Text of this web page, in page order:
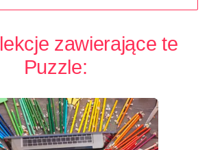
zawierające te
Puzzle: